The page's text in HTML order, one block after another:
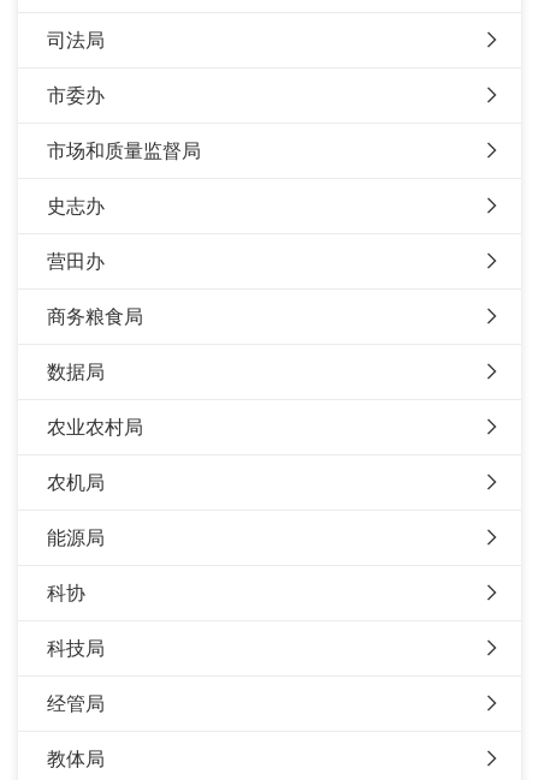
司法局
市委办
市场和质量监督局
史志办
营田办
商务粮食局
数据局
农业农村局
农机局
能源局
科协
科技局
经管局
教体局